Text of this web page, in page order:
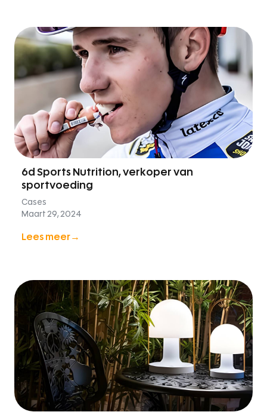
6d Sports Nutrition, verkoper van
sportvoeding
Cases
Maart 29, 2024
Lees meer